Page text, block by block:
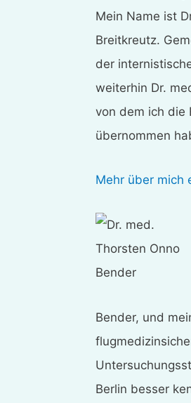
Mein Name ist
Breitkreutz.
der
weiterhin Dr.
von dem ich die
übernommen
Mehr über mich
Bender, und
Berlin besser